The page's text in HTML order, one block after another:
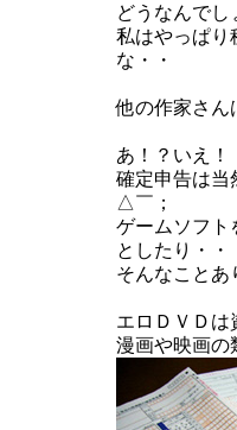
どうなんで
私はやっぱり
な・・
他の作家さん
あ！？いえ！
確定申告は当
△￣；
ゲームソフト
としたり・・
そんなこと
エロＤＶＤは
漫画や映画の